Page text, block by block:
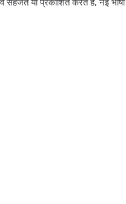
या प्रकाशित करते हैं, नई भाषा